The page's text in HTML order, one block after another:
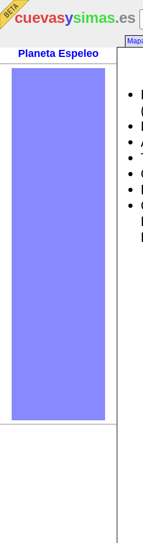
cuevasysimas.es
Planeta Espeleo